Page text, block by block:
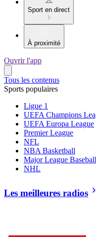
Sport en direct
À proximité
Ouvrir l'app
Tous les contenus
Sports populaires
Ligue 1
UEFA Champions
UEFA Europa League
Premier League
NFL
NBA Basketball
Major League Baseball
NHL
Les meilleures radios